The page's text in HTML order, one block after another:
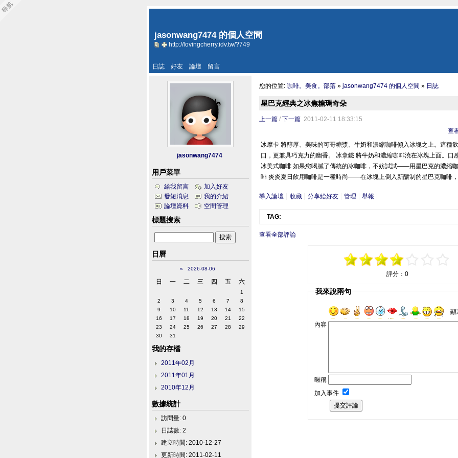
jasonwang7474 的個人空間
http://lovingcherry.idv.tw/?749
日誌 好友 論壇 留言
您的位置:咖啡。美食。部落 »jasonwang7474 的個人空間 » 日誌
星巴克經典之冰焦糖瑪奇朵
上一篇 /下一篇 2011-02-11 18:33:15
查
冰摩卡 將醇厚、美味的可哥糖漿、牛奶和濃縮咖啡傾入冰塊之上。這種
口，更兼具巧克力的幽香。 冰拿鐵 將牛奶和濃縮咖啡澆在冰塊上面。口
冰美式咖啡 如果您喝膩了傳統的冰咖啡，不妨試試——用星巴克的濃縮
啡 炎炎夏日飲用咖啡是一種時尚——在冰塊上倒入新釀制的星巴克咖啡
導入論壇 收藏 分享給好友 管理 舉報
TAG:
查看全部評論
評分： 0
我來說兩句
顯
內容
暱稱
加入事件
提交評論
jasonwang7474
用戶菜單
給我留言
加入好友
發短消息
我的介紹
論壇資料
空間管理
標題搜索
日曆
« 2026-08-06
日 一 二 三 四 五 六
1
2
3 4 5 6 7
8
9
10 11 12 13 14
15
16
17 18 19 20 21
22
23
24 25 26 27 28
29
30
31
我的存檔
2011年02月
2011年01月
2010年12月
數據統計
訪問量: 0
日誌數: 2
建立時間: 2010-12-27
更新時間: 2011-02-11